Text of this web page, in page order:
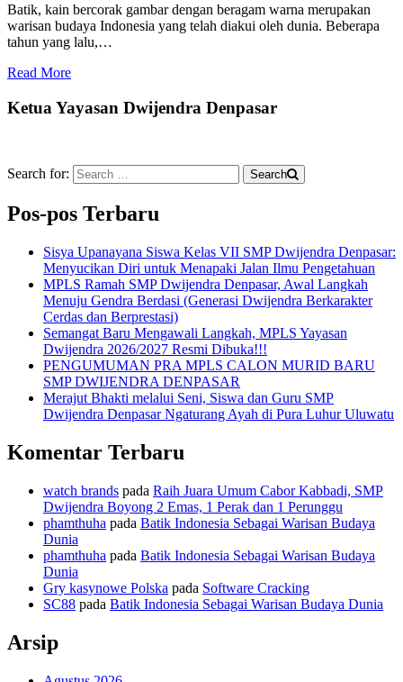
Batik, kain bercorak gambar dengan beragam warna merupakan
warisan budaya Indonesia yang telah diakui oleh dunia. Beberapa
tahun yang lalu,…
Read More
Ketua Yayasan Dwijendra Denpasar
Search for: Search
Pos-pos Terbaru
Sisya Upanayana Siswa Kelas VII SMP Dwijendra Denpasar:
Menyucikan Diri untuk Menapaki Jalan Ilmu Pengetahuan
MPLS Ramah SMP Dwijendra Denpasar, Awal Langkah
Menuju Gendra Berdasi (Generasi Dwijendra Berkarakter
Cerdas dan Berprestasi)
Semangat Baru Mengawali Langkah, MPLS Yayasan
Dwijendra 2026/2027 Resmi Dibuka!!!
PENGUMUMAN PRA MPLS CALON MURID BARU
SMP DWIJENDRA DENPASAR
Merajut Bhakti melalui Seni, Siswa dan Guru SMP
Dwijendra Denpasar Ngaturang Ayah di Pura Luhur Uluwatu
Komentar Terbaru
watch brands pada Raih Juara Umum Cabor Kabbadi, SMP
Dwijendra Boyong 2 Emas, 1 Perak dan 1 Perunggu
phamthuha pada Batik Indonesia Sebagai Warisan Budaya
Dunia
phamthuha pada Batik Indonesia Sebagai Warisan Budaya
Dunia
Gry kasynowe Polska pada Software Cracking
SC88 pada Batik Indonesia Sebagai Warisan Budaya Dunia
Arsip